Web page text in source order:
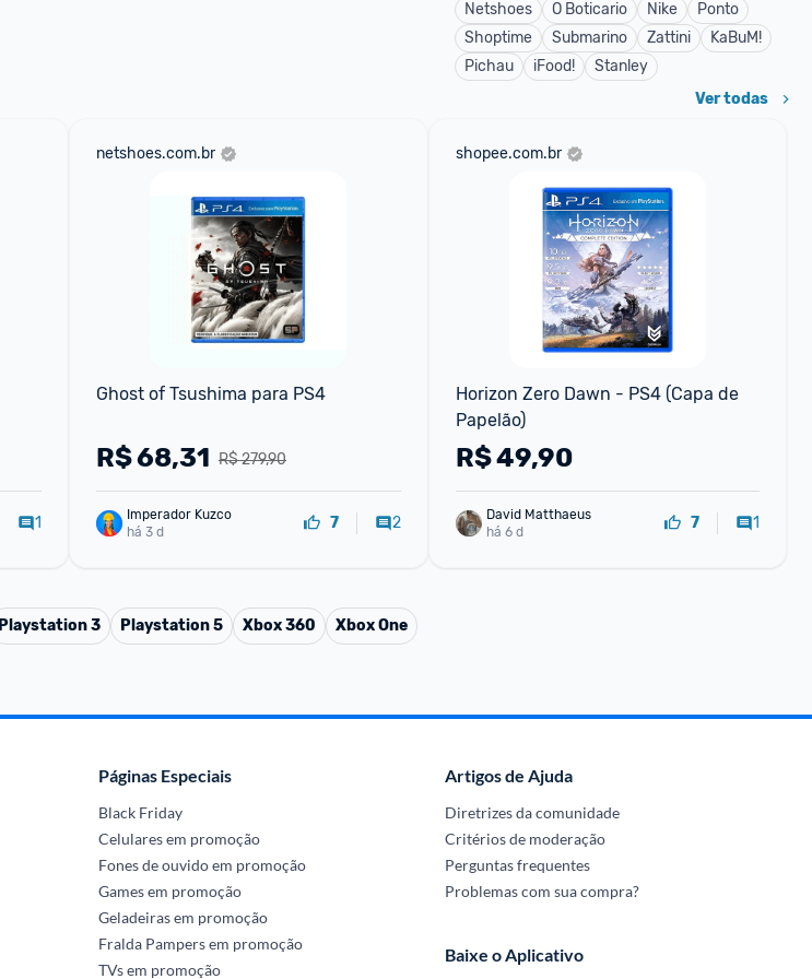
Netshoes
O Boticario Nike
Ponto
Shoptime
Submarino Zattini
KaBuM!
Pichau
iFood! Stanley
Ver todas
1
netshoes.com.br
Ghost of Tsushima para PS4
R$ 279,90
R$68,31
Imperador Kuzco
há 3 d
7 2
shopee.com.br
Horizon Zero Dawn - PS4 (Capa de
Papelão)
R$49,90
David Matthaeus
há 6 d
7 1
Playstation 3 Playstation 5 Xbox 360 Xbox One
Páginas Especiais
Black Friday
Celulares em promoção
Fones de ouvido em promoção
Games em promoção
Geladeiras em promoção
Fralda Pampers em promoção
TVs em promoção
Artigos de Ajuda
Diretrizes da comunidade
Critérios de moderação
Perguntas frequentes
Problemas com sua compra?
Baixe o Aplicativo